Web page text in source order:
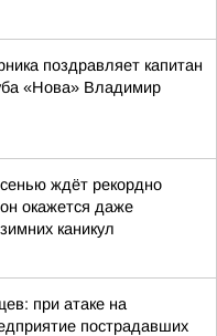
поздравляет капитан
«Нова» Владимир
ждёт рекордно
окажется даже
каникул
при атаке на
пострадавших